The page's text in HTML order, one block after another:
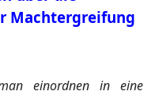
Machtergreifung
einordnen in eine